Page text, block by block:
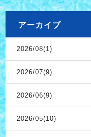
アーカイブ
2026/08(1)
2026/07(9)
2026/06(9)
2026/05(10)